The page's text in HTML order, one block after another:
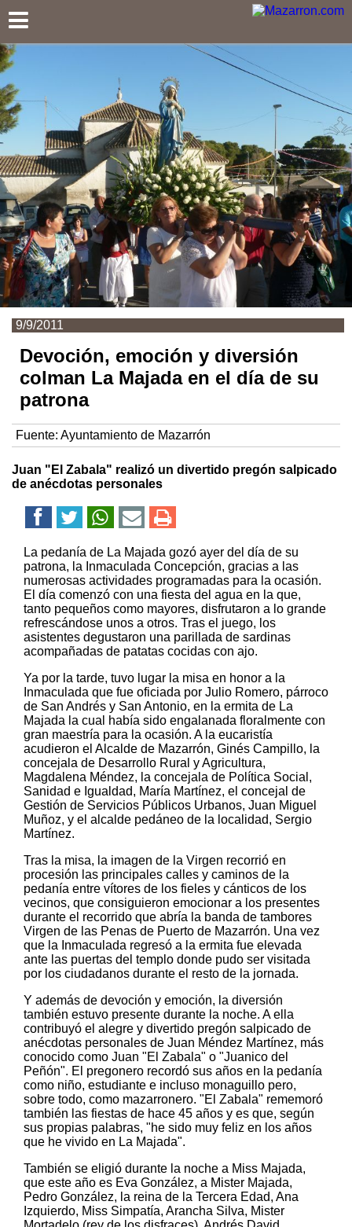
9/9/2011
Devoción, emoción y diversión
colman La Majada en el día de su
patrona
Fuente: Ayuntamiento de Mazarrón
Juan "El Zabala" realizó un divertido pregón salpicado
de anécdotas personales
La pedanía de La Majada gozó ayer del día de su
patrona, la Inmaculada Concepción, gracias a las
numerosas actividades programadas para la ocasión.
El día comenzó con una fiesta del agua en la que,
tanto pequeños como mayores, disfrutaron a lo grande
refrescándose unos a otros. Tras el juego, los
asistentes degustaron una parillada de sardinas
acompañadas de patatas cocidas con ajo.
Ya por la tarde, tuvo lugar la misa en honor a la
Inmaculada que fue oficiada por Julio Romero, párroco
de San Andrés y San Antonio, en la ermita de La
Majada la cual había sido engalanada floralmente con
gran maestría para la ocasión. A la eucaristía
acudieron el Alcalde de Mazarrón, Ginés Campillo, la
concejala de Desarrollo Rural y Agricultura,
Magdalena Méndez, la concejala de Política Social,
Sanidad e Igualdad, María Martínez, el concejal de
Gestión de Servicios Públicos Urbanos, Juan Miguel
Muñoz, y el alcalde pedáneo de la localidad, Sergio
Martínez.
Tras la misa, la imagen de la Virgen recorrió en
procesión las principales calles y caminos de la
pedanía entre vítores de los fieles y cánticos de los
vecinos, que consiguieron emocionar a los presentes
durante el recorrido que abría la banda de tambores
Virgen de las Penas de Puerto de Mazarrón. Una vez
que la Inmaculada regresó a la ermita fue elevada
ante las puertas del templo donde pudo ser visitada
por los ciudadanos durante el resto de la jornada.
Y además de devoción y emoción, la diversión
también estuvo presente durante la noche. A ella
contribuyó el alegre y divertido pregón salpicado de
anécdotas personales de Juan Méndez Martínez, más
conocido como Juan "El Zabala" o "Juanico del
Peñón". El pregonero recordó sus años en la pedanía
como niño, estudiante e incluso monaguillo pero,
sobre todo, como mazarronero. "El Zabala" rememoró
también las fiestas de hace 45 años y es que, según
sus propias palabras, "he sido muy feliz en los años
que he vivido en La Majada".
También se eligió durante la noche a Miss Majada,
que este año es Eva González, a Mister Majada,
Pedro González, la reina de la Tercera Edad, Ana
Izquierdo, Miss Simpatía, Arancha Silva, Mister